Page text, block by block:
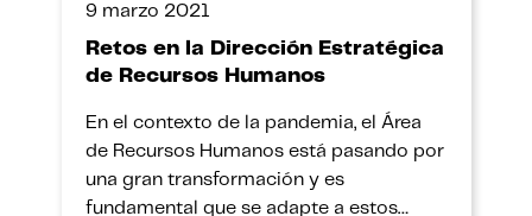
9 marzo 2021
Retos en la Dirección Estratégica
de Recursos Humanos
En el contexto de la pandemia, el Área
de Recursos Humanos está pasando por
una gran transformación y es
fundamental que se adapte a estos